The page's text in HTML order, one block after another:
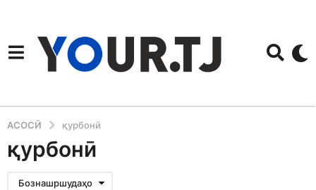
АСОСӢ қурбонӣ
қурбонӣ
Бознашршудаҳо